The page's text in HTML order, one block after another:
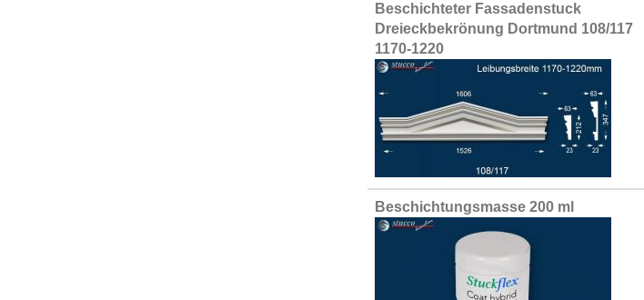
Beschichteter Fassadenstuck
Dreieckbekrönung Dortmund 108/117
1170-1220
Beschichtungsmasse 200 ml